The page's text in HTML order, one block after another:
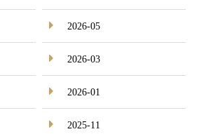
2026-05
2026-03
2026-01
2025-11